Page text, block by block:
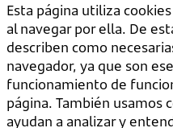
Esta página utiliza
al navegar por ella. De
describen como
navegador, ya que son
funcionamiento de
página. También usamos
ayudan a analizar y